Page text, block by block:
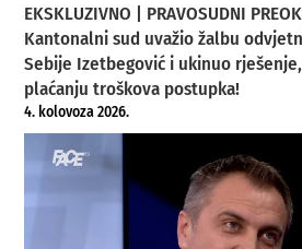
EKSKLUZIVNO | PRAVOSUDNI
Kantonalni sud uvažio žalbu
Sebije Izetbegović i ukinuo
plaćanju troškova postupka!
4. kolovoza 2026.